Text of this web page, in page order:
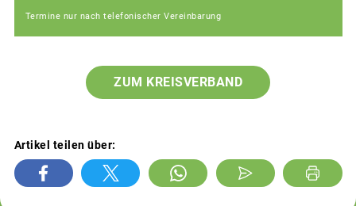
Termine nur nach telefonischer Vereinbarung
ZUM KREISVERBAND
Artikel teilen über: